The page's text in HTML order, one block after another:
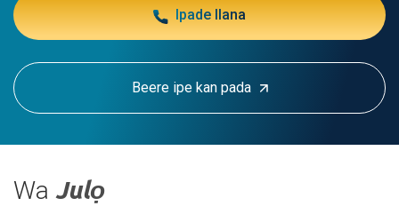
Ipade Ilana
Beere ipe kan pada
Wa Julọ